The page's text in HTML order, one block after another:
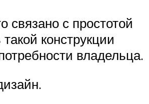
связано с простотой
конструкции
владельца.